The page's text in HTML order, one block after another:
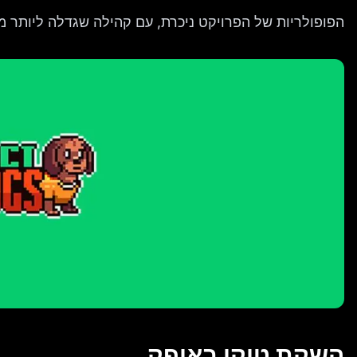
הפופולריות של הפרויקט ניכרת, עם קהילה שגדלה ליותר מ-100,000